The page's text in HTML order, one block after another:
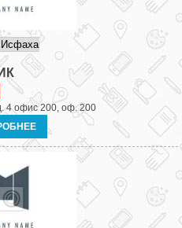
4 офис 200, оф. 200